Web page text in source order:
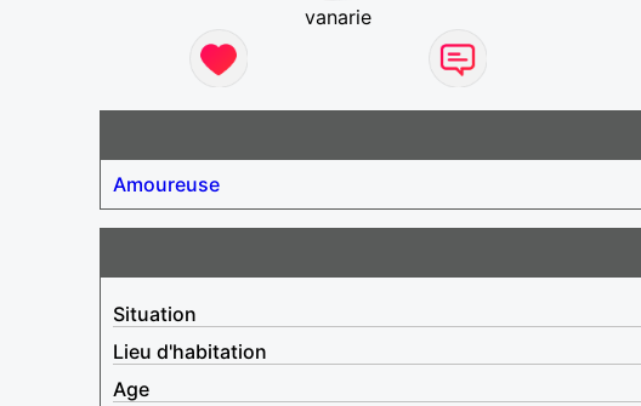
vanarie
Amoureuse
Situation
Lieu d'habitation
Age